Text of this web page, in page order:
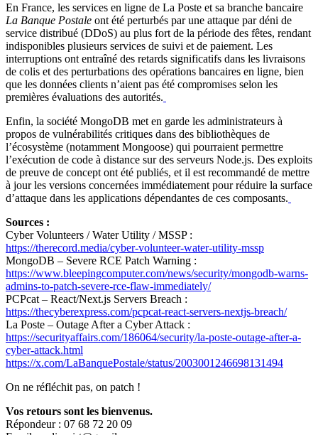
En France, les services en ligne de La Poste et sa branche bancaire
La Banque Postale ont été perturbés par une attaque par déni de
service distribué (DDoS) au plus fort de la période des fêtes, rendant
indisponibles plusieurs services de suivi et de paiement. Les
interruptions ont entraîné des retards significatifs dans les livraisons
de colis et des perturbations des opérations bancaires en ligne, bien
que les données clients n’aient pas été compromises selon les
premières évaluations des autorités.
Enfin, la société MongoDB met en garde les administrateurs à
propos de vulnérabilités critiques dans des bibliothèques de
l’écosystème (notamment Mongoose) qui pourraient permettre
l’exécution de code à distance sur des serveurs Node.js. Des exploits
de preuve de concept ont été publiés, et il est recommandé de mettre
à jour les versions concernées immédiatement pour réduire la surface
d’attaque dans les applications dépendantes de ces composants.
Sources :
Cyber Volunteers / Water Utility / MSSP :
https://therecord.media/cyber-volunteer-water-utility-mssp
MongoDB – Severe RCE Patch Warning :
https://www.bleepingcomputer.com/news/security/mongodb-warns-
admins-to-patch-severe-rce-flaw-immediately/
PCPcat – React/Next.js Servers Breach :
https://thecyberexpress.com/pcpcat-react-servers-nextjs-breach/
La Poste – Outage After a Cyber Attack :
https://securityaffairs.com/186064/security/la-poste-outage-after-a-
cyber-attack.html
https://x.com/LaBanquePostale/status/2003001246698131494
On ne réfléchit pas, on patch !
Vos retours sont les bienvenus.
Répondeur : 07 68 72 20 09